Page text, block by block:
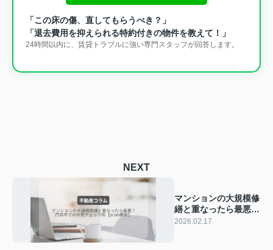
「この床の傷、直してもらうべき？」
「退去費用を抑えられる特約付きの物件を教えて！」
24時間以内に、賃貸トラブルに強い専門スタッフが回答します。
NEXT
マンションの大規模修
繕と重なったら最悪？
門真市での内見チェッ
2026.02.17